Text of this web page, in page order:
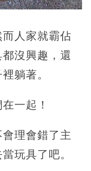
人家就霸佔
沒興趣，還
躺著。
一起！
理會錯了主
玩具了吧。